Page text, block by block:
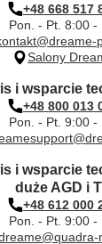
funkcje
+48 668 517
Pon. - Pt. 8:00 -
Salony
i wsparcie
+48 800 013
Pon. - Pt. 9:00 -
i wsparcie
duże AGD i
+48 612 000
Pon. - Pt. 9:00 -